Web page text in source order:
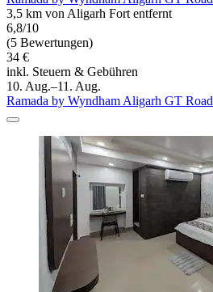
3,5 km von Aligarh Fort entfernt
6,8/10
(5 Bewertungen)
34 €
inkl. Steuern & Gebühren
10. Aug.–11. Aug.
Ramada by Wyndham Aligarh GT Road